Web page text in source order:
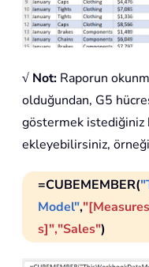
√ Not: Raporun
olduğundan, G5
göstermek istediğiniz
ekleyebilirsiniz,
=CUBEMEMBER(
Model",
s]","Sales")